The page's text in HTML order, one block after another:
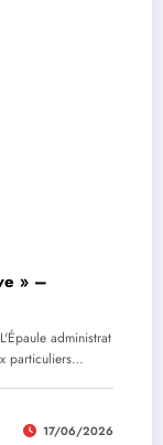
» –
administrat
particuliers…
17/06/2026